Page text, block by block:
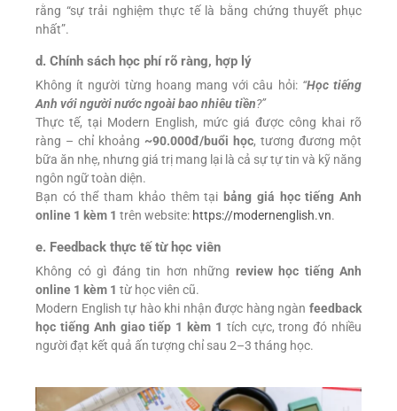
rằng “sự trải nghiệm thực tế là bằng chứng thuyết phục
nhất”.
d. Chính sách học phí rõ ràng, hợp lý
Không ít người từng hoang mang với câu hỏi: “Học tiếng
Anh với người nước ngoài bao nhiêu tiền?”
Thực tế, tại Modern English, mức giá được công khai rõ
ràng – chỉ khoảng ~90.000đ/buổi học, tương đương một
bữa ăn nhẹ, nhưng giá trị mang lại là cả sự tự tin và kỹ năng
ngôn ngữ toàn diện.
Bạn có thể tham khảo thêm tại bảng giá học tiếng Anh
online 1 kèm 1 trên website: https://modernenglish.vn.
e. Feedback thực tế từ học viên
Không có gì đáng tin hơn những review học tiếng Anh
online 1 kèm 1 từ học viên cũ.
Modern English tự hào khi nhận được hàng ngàn feedback
học tiếng Anh giao tiếp 1 kèm 1 tích cực, trong đó nhiều
người đạt kết quả ấn tượng chỉ sau 2–3 tháng học.